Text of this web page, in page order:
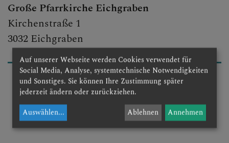
Große Pfarrkirche Eichgraben
Kirchenstraße 1
3032 Eichgraben
Auf unserer Webseite werden Cookies verwendet für
Social Media, Analyse, systemtechnische Notwendigkeiten
und Sonstiges. Sie können Ihre Zustimmung später
jederzeit ändern oder zurückziehen.
Auswählen... Ablehnen Annehmen